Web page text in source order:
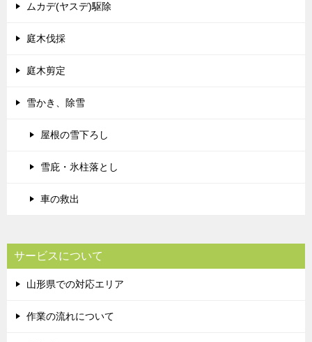
ムカデ(ヤスデ)駆除
庭木伐採
庭木剪定
雪かき、除雪
屋根の雪下ろし
雪庇・氷柱落とし
車の救出
サービスについて
山形県での対応エリア
作業の流れについて